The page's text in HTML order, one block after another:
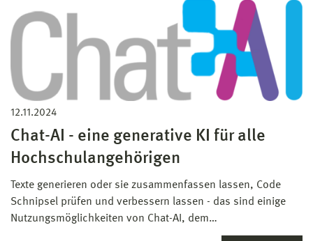
12.11.2024
Chat-AI - eine generative KI für alle
Hochschulangehörigen
Texte generieren oder sie zusammenfassen lassen, Code
Schnipsel prüfen und verbessern lassen - das sind einige
Nutzungsmöglichkeiten von Chat-AI, dem…